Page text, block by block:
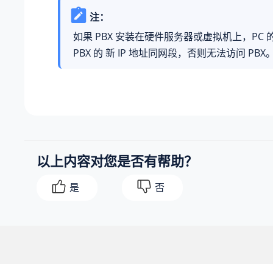
注：
如果 PBX 安装在硬件服务器或虚拟机上， PC
PBX 的 新 IP 地址同网段，否则无法访问 PBX
以上内容对您是否有帮助？
是 否